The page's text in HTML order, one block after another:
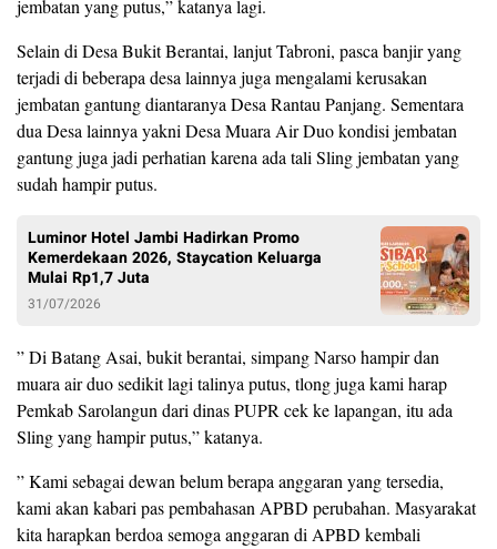
jembatan yang putus,” katanya lagi.
Selain di Desa Bukit Berantai, lanjut Tabroni, pasca banjir yang
terjadi di beberapa desa lainnya juga mengalami kerusakan
jembatan gantung diantaranya Desa Rantau Panjang. Sementara
dua Desa lainnya yakni Desa Muara Air Duo kondisi jembatan
gantung juga jadi perhatian karena ada tali Sling jembatan yang
sudah hampir putus.
Luminor Hotel Jambi Hadirkan Promo
Kemerdekaan 2026, Staycation Keluarga
Mulai Rp1,7 Juta
31/07/2026
” Di Batang Asai, bukit berantai, simpang Narso hampir dan
muara air duo sedikit lagi talinya putus, tlong juga kami harap
Pemkab Sarolangun dari dinas PUPR cek ke lapangan, itu ada
Sling yang hampir putus,” katanya.
” Kami sebagai dewan belum berapa anggaran yang tersedia,
kami akan kabari pas pembahasan APBD perubahan. Masyarakat
kita harapkan berdoa semoga anggaran di APBD kembali